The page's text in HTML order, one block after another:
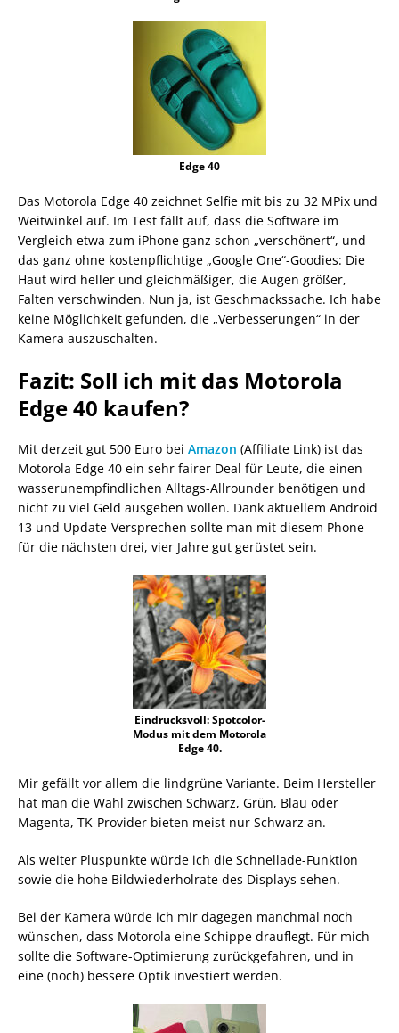
Edge 40
Das Motorola Edge 40 zeichnet Selfie mit bis zu 32 MPix und
Weitwinkel auf. Im Test fällt auf, dass die Software im
Vergleich etwa zum iPhone ganz schon „verschönert“, und
das ganz ohne kostenpflichtige „Google One“-Goodies: Die
Haut wird heller und gleichmäßiger, die Augen größer,
Falten verschwinden. Nun ja, ist Geschmackssache. Ich habe
keine Möglichkeit gefunden, die „Verbesserungen“ in der
Kamera auszuschalten.
Fazit: Soll ich mit das Motorola
Edge 40 kaufen?
Mit derzeit gut 500 Euro bei Amazon (Affiliate Link) ist das
Motorola Edge 40 ein sehr fairer Deal für Leute, die einen
wasserunempfindlichen Alltags-Allrounder benötigen und
nicht zu viel Geld ausgeben wollen. Dank aktuellem Android
13 und Update-Versprechen sollte man mit diesem Phone
für die nächsten drei, vier Jahre gut gerüstet sein.
Eindrucksvoll: Spotcolor-
Modus mit dem Motorola
Edge 40.
Mir gefällt vor allem die lindgrüne Variante. Beim Hersteller
hat man die Wahl zwischen Schwarz, Grün, Blau oder
Magenta, TK-Provider bieten meist nur Schwarz an.
Als weiter Pluspunkte würde ich die Schnellade-Funktion
sowie die hohe Bildwiederholrate des Displays sehen.
Bei der Kamera würde ich mir dagegen manchmal noch
wünschen, dass Motorola eine Schippe drauflegt. Für mich
sollte die Software-Optimierung zurückgefahren, und in
eine (noch) bessere Optik investiert werden.